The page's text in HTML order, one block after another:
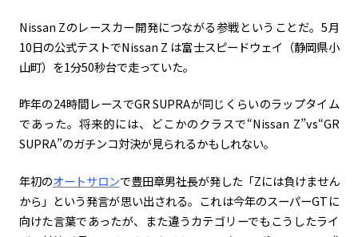
Nissan Zのレースカー開発につながる参戦ということだ。 5月
10日の公式テストでNissan Z は富士スピードウェイ（静岡県小
山町）を1分50秒台で走っていた。
昨年の24時間レースでGR SUPRAが同じくらいのラップタイム
であった。将来的には、どこかのクラスで“Nissan Z”vs“GR
SUPRA”のガチンコ対決が見られるかもしれない。
年初のオートサロンで豊田章男社長が発した「Zには負けません
から」という発言が思い出される。これは今年のスーパーGTに
向けた言葉であったが、また違うカテゴリーでもこうしたライ